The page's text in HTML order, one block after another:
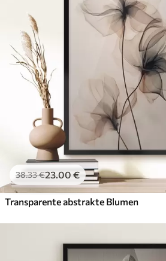
38.33€23.00 €
Transparente abstrakte Blumen